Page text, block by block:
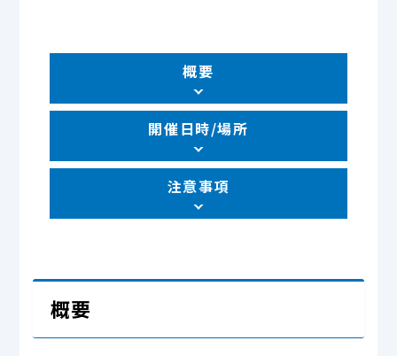
概要
開催日時/場所
注意事項
概要